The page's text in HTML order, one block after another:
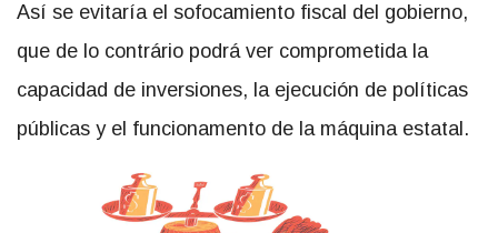
Así se evitaría el sofocamiento fiscal del gobierno,
que de lo contrário podrá ver comprometida la
capacidad de inversiones, la ejecución de políticas
públicas y el funcionamento de la máquina estatal.